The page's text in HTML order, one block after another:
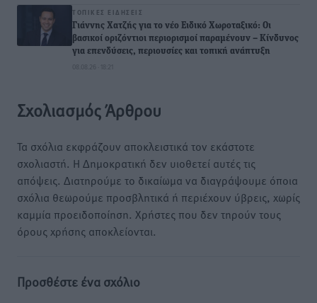
ΤΟΠΙΚΈΣ ΕΙΔΉΣΕΙΣ
Γιάννης Χατζής για το νέο Ειδικό Χωροταξικό: Οι
βασικοί οριζόντιοι περιορισμοί παραμένουν – Κίνδυνος
για επενδύσεις, περιουσίες και τοπική ανάπτυξη
08.08.26 · 18:21
Σχολιασμός Άρθρου
Τα σχόλια εκφράζουν αποκλειστικά τον εκάστοτε
σχολιαστή. Η Δημοκρατική δεν υιοθετεί αυτές τις
απόψεις. Διατηρούμε το δικαίωμα να διαγράψουμε όποια
σχόλια θεωρούμε προσβλητικά ή περιέχουν ύβρεις, χωρίς
καμμία προειδοποίηση. Χρήστες που δεν τηρούν τους
όρους χρήσης αποκλείονται.
Προσθέστε ένα σχόλιο